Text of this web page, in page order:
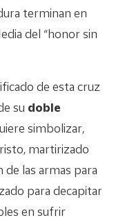
terminan en
del “honor sin
de esta cruz
su doble
simbolizar,
martirizado
de las armas para
para decapitar
en sufrir